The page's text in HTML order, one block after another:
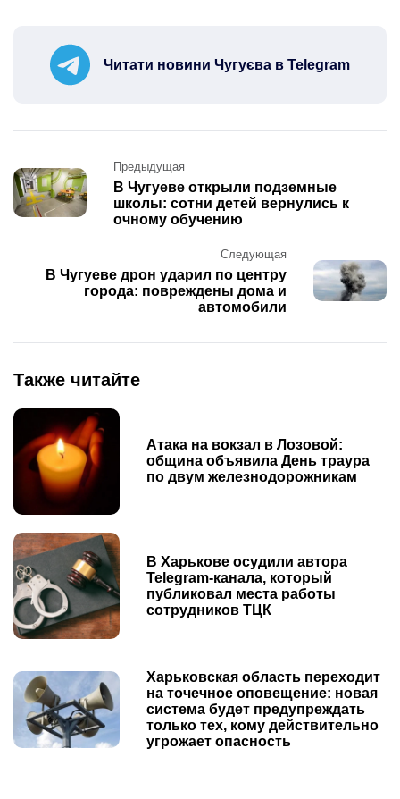
Читати новини Чугуєва в Telegram
Post
navigation
Предыдущая
В Чугуеве открыли подземные
школы: сотни детей вернулись к
очному обучению
Следующая
В Чугуеве дрон ударил по центру
города: повреждены дома и
автомобили
Также читайте
Атака на вокзал в Лозовой:
община объявила День траура
по двум железнодорожникам
В Харькове осудили автора
Telegram-канала, который
публиковал места работы
сотрудников ТЦК
Харьковская область переходит
на точечное оповещение: новая
система будет предупреждать
только тех, кому действительно
угрожает опасность